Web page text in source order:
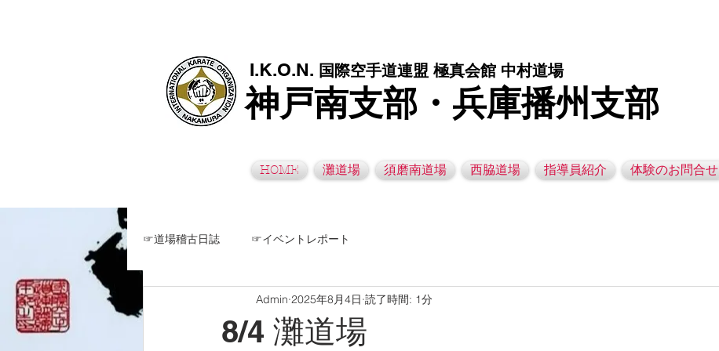
I.K.O.N. 国際空手道連盟 極真会館 中村道場
神戸南支部・兵庫播州支部
HOME 灘道場 須磨南道場 西脇道場 指導員紹介 体験のお問合せ
☞道場稽古日誌 ☞イベントレポート
8/4 灘道場
Admin 2025年8月4日 読了時間: 1分